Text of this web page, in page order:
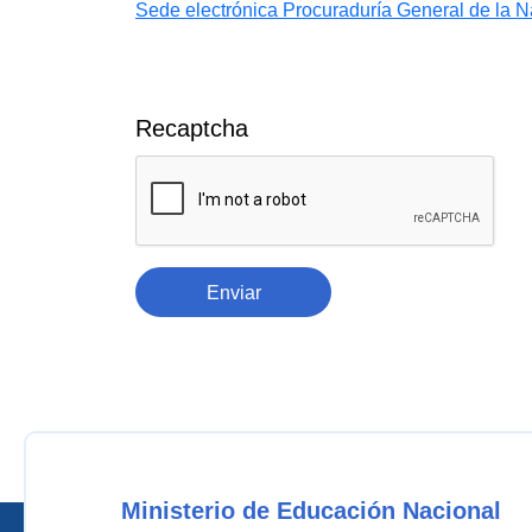
Sede electrónica Procuraduría General de la
Recaptcha
Enviar
Ministerio de Educación Nacional